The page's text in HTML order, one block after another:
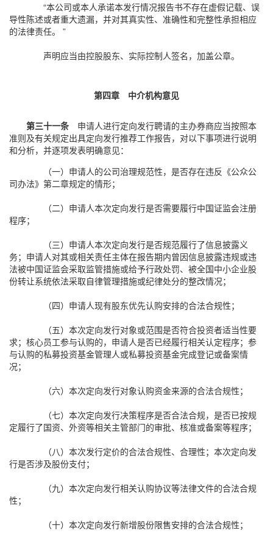
“本公司或本人承诺本发行情况报告书不存在虚假记载、误
导性陈述或者重大遗漏，并对其真实性、准确性和完整性承担相应
的法律责任。 ”
声明应当由控股股东、实际控制人签名，加盖公章。
第四章 中介机构意见
第三十一条 申请人进行定向发行聘请的主办券商应当按照本
准则及有关规定出具定向发行推荐工作报告，对以下事项进行说明
和分析，并逐项发表明确意见：
（一）申请人的公司治理规范性，是否存在违反《公众公
司办法》第二章规定的情形；
（二）申请人本次定向发行是否需要履行中国证监会注册
程序；
（三）申请人本次定向发行是否规范履行了信息披露义
务；申请人对其或相关责任主体在报告期内曾因信息披露违规或违
法被中国证监会采取监管措施或给予行政处罚、被全国中小企业股
份转让系统依法采取自律管理措施或纪律处分的整改情况；
（四）申请人现有股东优先认购安排的合法合规性；
（五）本次定向发行对象或范围是否符合投资者适当性要
求；核心员工参与认购的，申请人是否已经履行相关认定程序；参
与认购的私募投资基金管理人或私募投资基金完成登记或备案情
况；
（六）本次定向发行对象认购资金来源的合法合规性；
（七）本次定向发行决策程序是否合法合规，是否已按规
定履行了国资、外资等相关主管部门的审批、核准或备案等程序；
（八）本次发行定价的合法合规性、合理性；本次定向发
行是否涉及股份支付；
（九）本次定向发行相关认购协议等法律文件的合法合规
性；
（十）本次定向发行新增股份限售安排的合法合规性；